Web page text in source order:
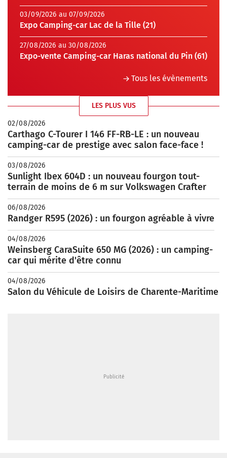
03/09/2026 au 07/09/2026
Expo Camping-car Lac de la Tille (21)
27/08/2026 au 30/08/2026
Expo-vente Camping-car Haras national du Pin (61)
Tous les évènements
LES PLUS VUS
02/08/2026
Carthago C-Tourer I 146 FF-RB-LE : un nouveau
camping-car de prestige avec salon face-face !
03/08/2026
Sunlight Ibex 604D : un nouveau fourgon tout-
terrain de moins de 6 m sur Volkswagen Crafter
06/08/2026
Randger R595 (2026) : un fourgon agréable à vivre
04/08/2026
Weinsberg CaraSuite 650 MG (2026) : un camping-
car qui mérite d'être connu
04/08/2026
Salon du Véhicule de Loisirs de Charente-Maritime